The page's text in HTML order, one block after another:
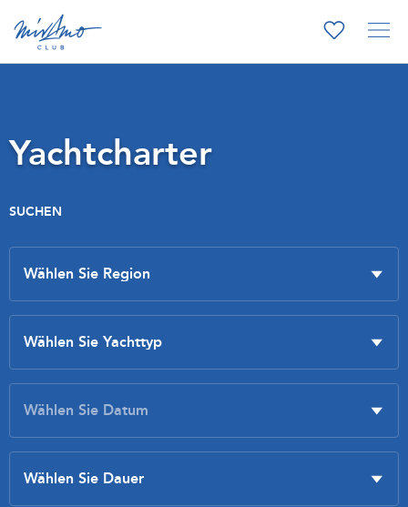
Yachtcharter
SUCHEN